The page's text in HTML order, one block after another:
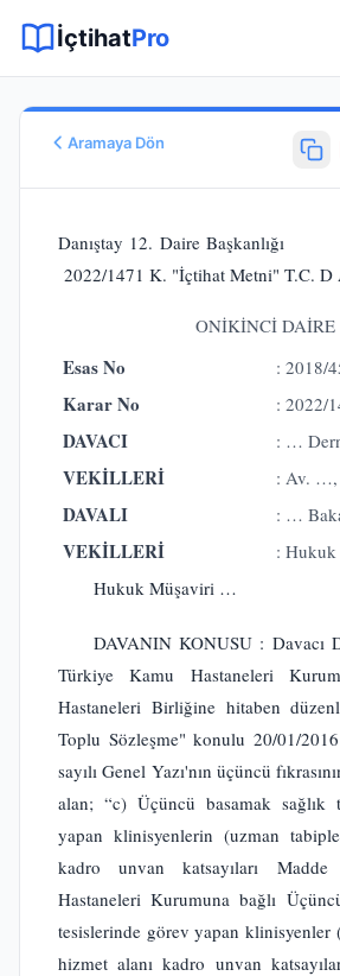
İçtihatPro
Aramaya Dön
Karar No
2022/1471
Karar Sonucu
REDDİNE
Hukuk Alanı
Danıştay 12. Daire
2022/1471 K. "İçtihat Metni" T.C.
ONİKİNCİ DAİRE
Esas No : 2018/
Karar No : 2022/
DAVACI : …
VEKİLLERİ : Av.
DAVALI : …
VEKİLLERİ
:
Hukuk Müşaviri …
DAVANIN KONUSU : Davacı
Türkiye Kamu Hastaneleri
Hastaneleri Birliğine hitaben
Toplu Sözleşme" konulu 20/01/
sayılı Genel Yazı'nın üçüncü
alan; “c) Üçüncü basamak sağlık
yapan klinisyenlerin (uzman
kadro unvan katsayıları
Hastaneleri Kurumuna bağlı
tesislerinde görev yapan klinisyenler
hizmet alanı kadro unvan